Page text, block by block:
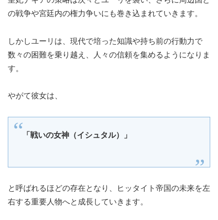
の戦争や宮廷内の権力争いにも巻き込まれていきます。
しかしユーリは、現代で培った知識や持ち前の行動力で
数々の困難を乗り越え、人々の信頼を集めるようになりま
す。
やがて彼女は、
「戦いの女神（イシュタル）」
と呼ばれるほどの存在となり、ヒッタイト帝国の未来を左
右する重要人物へと成長していきます。